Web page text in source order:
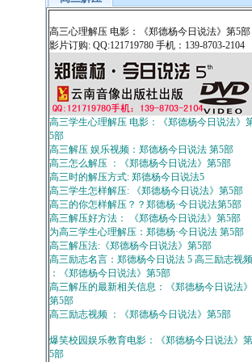
高三心理解压 电影：《郑德杨今日说法》第5部
影片订购: QQ:121719780 手机：139-8703-2104
高三学生心理解压 电影：《郑德杨今日说法》
5部
高三解压 娱乐视频：郑德杨今日说法 第5部
高三怎么解压 ：《郑德杨今日说法》第5部
高三时的解压方式: 郑德杨今日说法5
高三学生怎样解压: 《郑德杨今日说法》第5部
高三的你怎样解压？？郑德杨·今日说法第5部
高三解压好方法： 《郑德杨今日说法》第5部
为高三学生心理解压：郑德杨·今日说法 第5部
高三解压法:《郑德杨今日说法》第5部
高三励志名言：郑德杨今日说法 5 高三励志视频
：《郑德杨今日说法》第5部
高三解压的最新相关信息：《郑德杨今日说法》
第5部
高三励志视频 ：《郑德杨今日说法》第5部
爆笑校园娱乐教育电影：《郑德杨今日说法》第
5部